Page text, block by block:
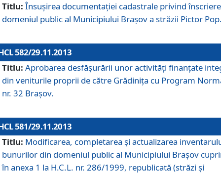
Titlu: Însuşirea documentaţiei cadastrale privind
domeniul public al Municipiului Braşov a străzii Pictor
582/29.11.2013
Titlu: Aprobarea desfăşurării unor activităţi finanţate
din veniturile proprii de către Grădiniţa cu Program
nr. 32 Braşov.
581/29.11.2013
Titlu: Modificarea, completarea şi actualizarea
bunurilor din domeniul public al Municipiului Braşov
în anexa 1 la H.C.L. nr. 286/1999, republicată (străzi şi